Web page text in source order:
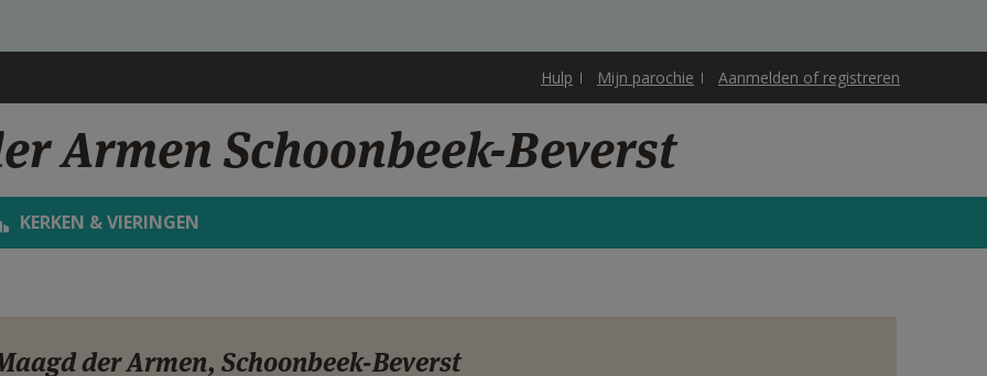
Hulp Mijn parochie Aanmelden of registreren
Armen Schoonbeek-Beverst
KERKEN & VIERINGEN
der Armen, Schoonbeek-Beverst